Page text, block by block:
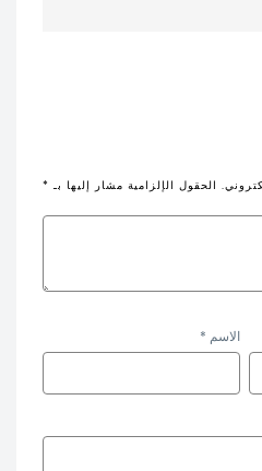
الحقول الإلزامية مشار إليها بـ *
الاسم *